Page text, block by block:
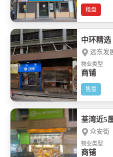
租盘
中环精选
远东发
物业类型
商铺
售盘
荃湾近5
众安街
物业类型
商铺